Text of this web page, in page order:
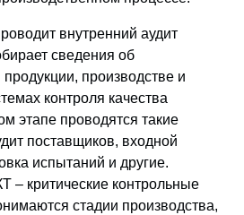
внутренний аудит
сведения об
производстве и
контроля качества
этапе проводятся такие
поставщиков, входной
испытаний и другие.
– критические контрольные
стадии производства,